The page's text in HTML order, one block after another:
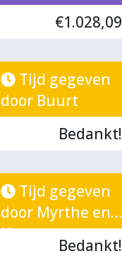
€1.028,09
Tijd gegeven
door Buurt
Bedankt!
Tijd gegeven
door Myrthe en
Kirsten
Bedankt!